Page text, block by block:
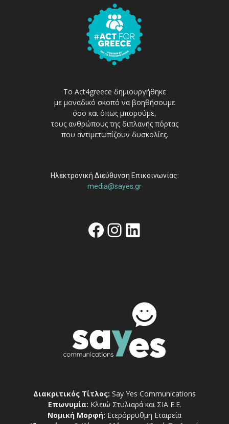
Το Act4greece δημιουργήθηκε
με μοναδικό σκοπό να βοηθήσουμε
όσο και όπως μπορούμε,
τους ανθρώπους της διπλανής πόρτας
που αντιμετωπίζουν δυσκολίες.
Ηλεκτρονική Διεύθυνση Επικοινωνίας:
media@sayes.gr
Facebook
Instagram
Linkedin
Διακριτικός Τίτλος: Say Yes Communications
Επωνυμία: Κλειώ Στυλιαρά και ΣΙΑ Ε.Ε.
Νομική Μορφή: Ετερόρρυθμη Εταιρεία